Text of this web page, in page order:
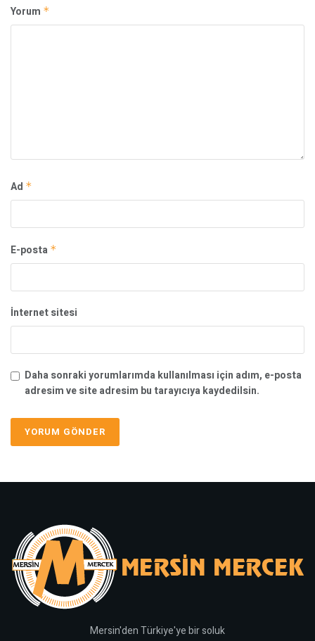
Yorum *
Ad *
E-posta *
İnternet sitesi
Daha sonraki yorumlarımda kullanılması için adım, e-posta
adresim ve site adresim bu tarayıcıya kaydedilsin.
Mersin'den Türkiye'ye bir soluk